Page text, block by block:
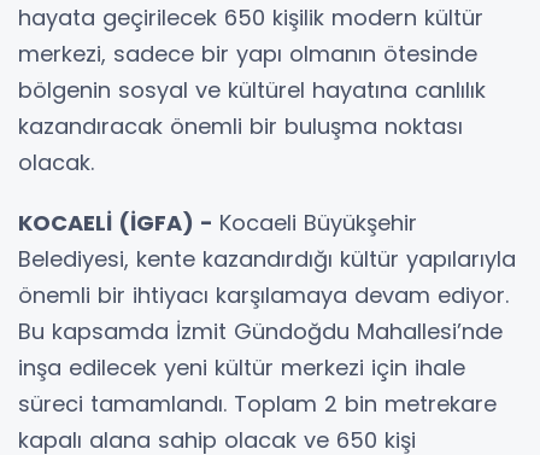
hayata geçirilecek 650 kişilik modern kültür
merkezi, sadece bir yapı olmanın ötesinde
bölgenin sosyal ve kültürel hayatına canlılık
kazandıracak önemli bir buluşma noktası
olacak.
KOCAELİ (İGFA) - Kocaeli Büyükşehir
Belediyesi, kente kazandırdığı kültür yapılarıyla
önemli bir ihtiyacı karşılamaya devam ediyor.
Bu kapsamda İzmit Gündoğdu Mahallesi’nde
inşa edilecek yeni kültür merkezi için ihale
süreci tamamlandı. Toplam 2 bin metrekare
kapalı alana sahip olacak ve 650 kişi